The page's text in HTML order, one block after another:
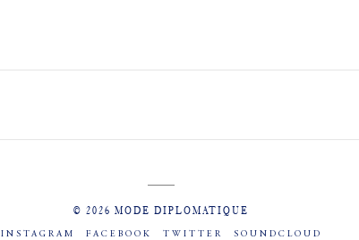
© 2026 MODE DIPLOMATIQUE
INSTAGRAM FACEBOOK TWITTER SOUNDCLOUD